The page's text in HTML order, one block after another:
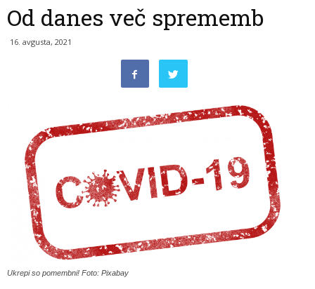
Od danes več sprememb
16. avgusta, 2021
Ukrepi so pomembni! Foto: Pixabay